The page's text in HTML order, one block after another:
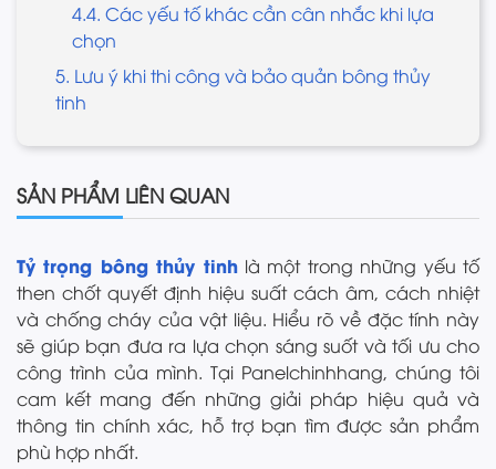
4.4. Các yếu tố khác cần cân nhắc khi lựa
chọn
5. Lưu ý khi thi công và bảo quản bông thủy
tinh
SẢN PHẨM LIÊN QUAN
Tỷ trọng bông thủy tinhlà một trong những yếu tố
then chốt quyết định hiệu suất cách âm, cách nhiệt
và chống cháy của vật liệu. Hiểu rõ về đặc tính này
sẽ giúp bạn đưa ra lựa chọn sáng suốt và tối ưu cho
công trình của mình. Tại Panelchinhhang, chúng tôi
cam kết mang đến những giải pháp hiệu quả và
thông tin chính xác, hỗ trợ bạn tìm được sản phẩm
phù hợp nhất.